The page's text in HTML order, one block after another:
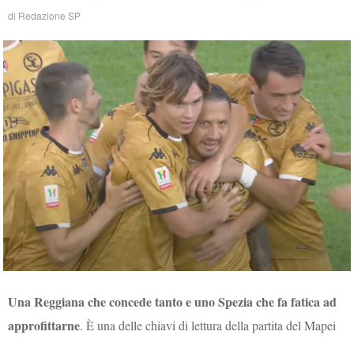
di Redazione SP
Una Reggiana che concede tanto e uno Spezia che fa fatica ad
approfittarne. È una delle chiavi di lettura della partita del Mapei